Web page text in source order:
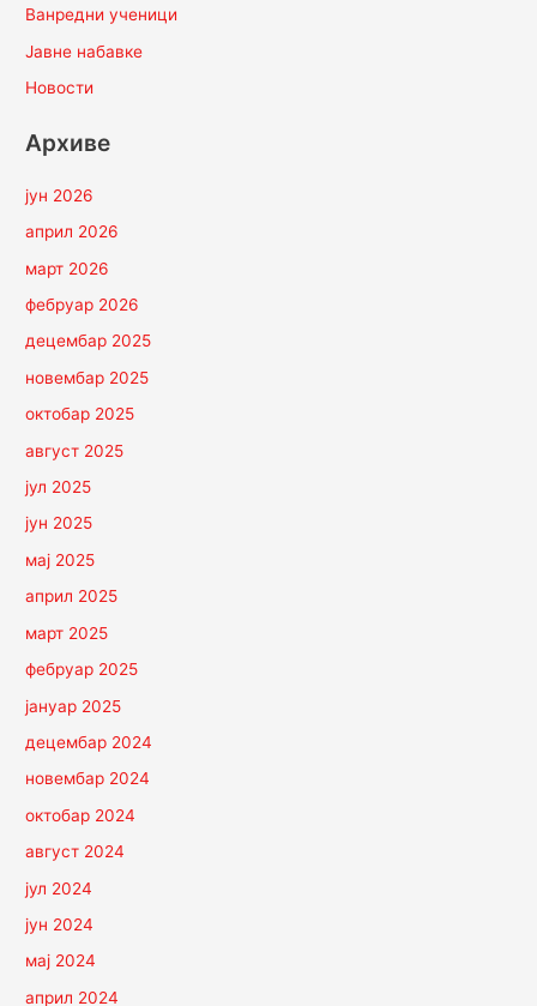
Ванредни ученици
Јавне набавке
Новости
Архиве
јун 2026
април 2026
март 2026
фебруар 2026
децембар 2025
новембар 2025
октобар 2025
август 2025
јул 2025
јун 2025
мај 2025
април 2025
март 2025
фебруар 2025
јануар 2025
децембар 2024
новембар 2024
октобар 2024
август 2024
јул 2024
јун 2024
мај 2024
април 2024